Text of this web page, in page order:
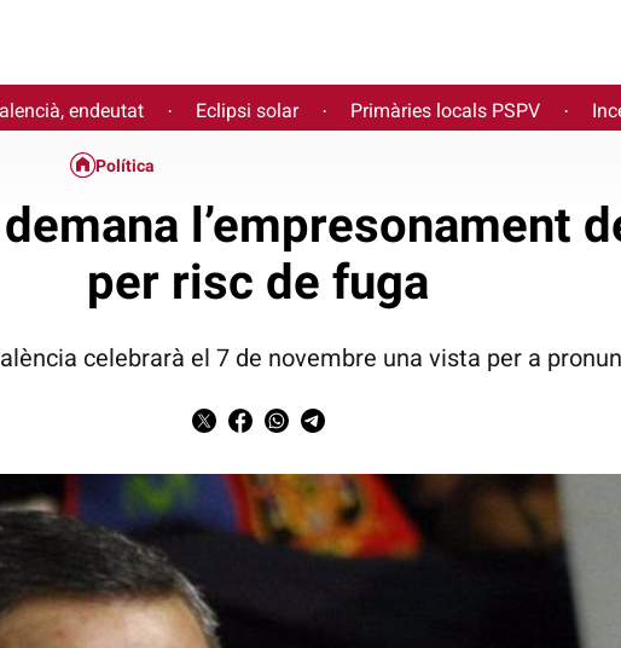
endeutat · Eclipsi solar · Primàries locals PSPV ·
Política
l’empresonament
per risc de fuga
celebrarà el 7 de novembre una vista per a